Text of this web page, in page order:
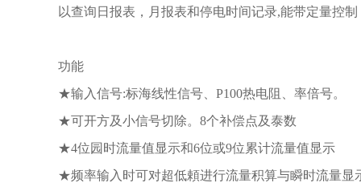
以查询日报表，月报表和停电时间记录,能带定量控
功能
★输入信号:标海线性信号、P100热电阻、率倍号。
★可开方及小信号切除。8个补偿点及泰数
★4位园时流量值显示和6位或9位累计流量值显示
★频率输入时可对超低頼进行流量积算与瞬时流量显